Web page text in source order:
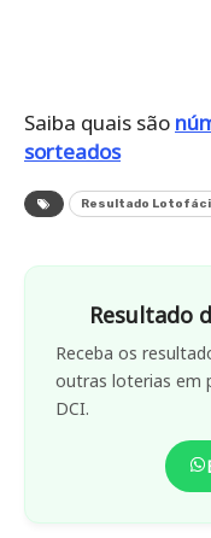
Saiba quais são
sorteados
Resultado
Resultado
Receba os
outras loterias em
DCI.